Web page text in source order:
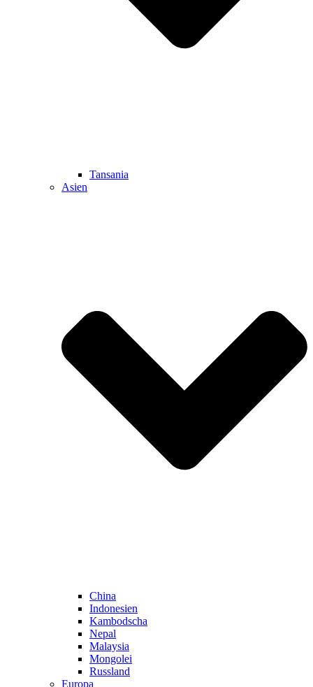
Tansania
Asien
China
Indonesien
Kambodscha
Nepal
Malaysia
Mongolei
Russland
Europa